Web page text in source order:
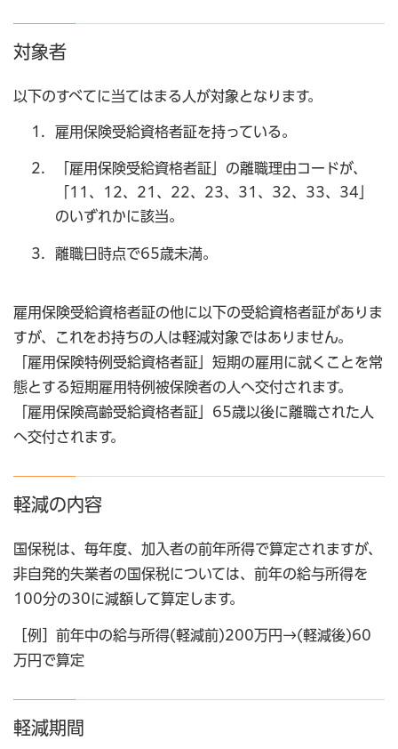
対象者
以下のすべてに当てはまる人が対象となります。
雇用保険受給資格者証を持っている。
「雇用保険受給資格者証」の離職理由コードが、
「11、12、21、22、23、31、32、33、34」
のいずれかに該当。
離職日時点で65歳未満。
雇用保険受給資格者証の他に以下の受給資格者証がありま
すが、これをお持ちの人は軽減対象ではありません。
「雇用保険特例受給資格者証」短期の雇用に就くことを常
態とする短期雇用特例被保険者の人へ交付されます。
「雇用保険高齢受給資格者証」65歳以後に離職された人
へ交付されます。
軽減の内容
国保税は、毎年度、加入者の前年所得で算定されますが、
非自発的失業者の国保税については、前年の給与所得を
100分の30に減額して算定します。
［例］前年中の給与所得(軽減前)200万円→(軽減後)60
万円で算定
軽減期間